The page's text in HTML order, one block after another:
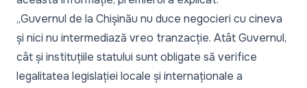
„Guvernul de la Chișinău nu duce negocieri cu cineva
și nici nu intermediază vreo tranzacție. Atât Guvernul,
cât și instituțiile statului sunt obligate să verifice
legalitatea legislației locale și internaționale a